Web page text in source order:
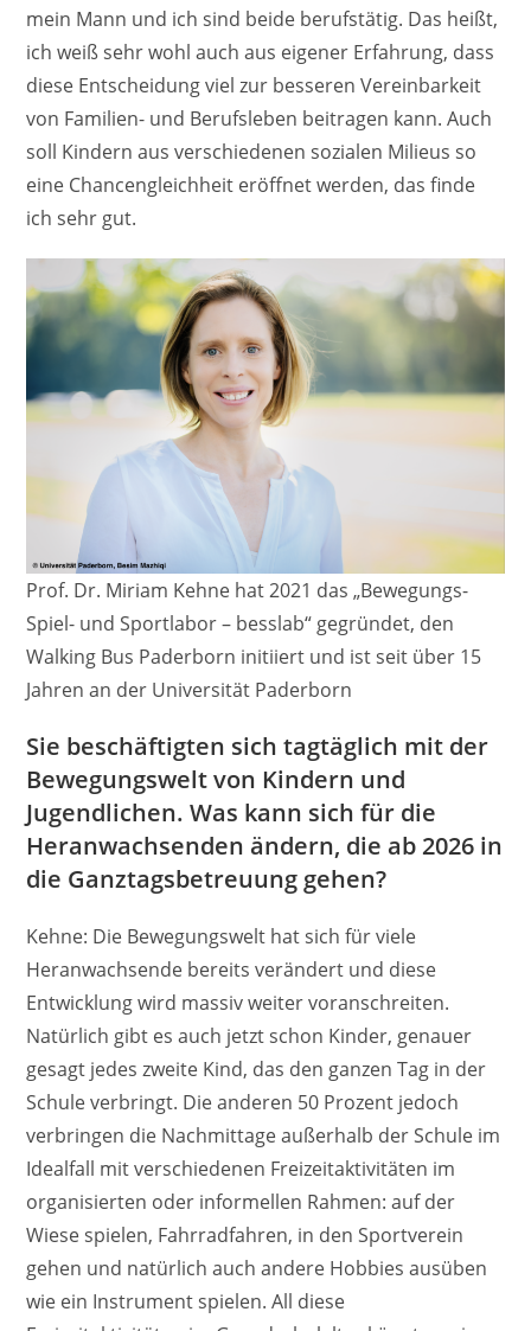
mein Mann und ich sind beide berufstätig. Das heißt,
ich weiß sehr wohl auch aus eigener Erfahrung, dass
diese Entscheidung viel zur besseren Vereinbarkeit
von Familien- und Berufsleben beitragen kann. Auch
soll Kindern aus verschiedenen sozialen Milieus so
eine Chancengleichheit eröffnet werden, das finde
ich sehr gut.
Prof. Dr. Miriam Kehne hat 2021 das „Bewegungs-
Spiel- und Sportlabor – besslab“ gegründet, den
Walking Bus Paderborn initiiert und ist seit über 15
Jahren an der Universität Paderborn
Sie beschäftigten sich tagtäglich mit der
Bewegungswelt von Kindern und
Jugendlichen. Was kann sich für die
Heranwachsenden ändern, die ab 2026 in
die Ganztagsbetreuung gehen?
Kehne: Die Bewegungswelt hat sich für viele
Heranwachsende bereits verändert und diese
Entwicklung wird massiv weiter voranschreiten.
Natürlich gibt es auch jetzt schon Kinder, genauer
gesagt jedes zweite Kind, das den ganzen Tag in der
Schule verbringt. Die anderen 50 Prozent jedoch
verbringen die Nachmittage außerhalb der Schule im
Idealfall mit verschiedenen Freizeitaktivitäten im
organisierten oder informellen Rahmen: auf der
Wiese spielen, Fahrradfahren, in den Sportverein
gehen und natürlich auch andere Hobbies ausüben
wie ein Instrument spielen. All diese